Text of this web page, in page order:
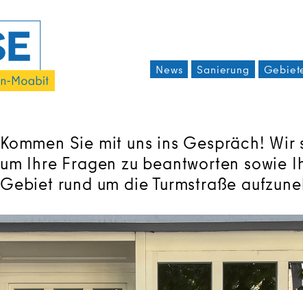
News
Sanierung
Kommen Sie mit uns ins Gespräch!
um Ihre Fragen zu beantworten sowie
Gebiet rund um die Turmstraße